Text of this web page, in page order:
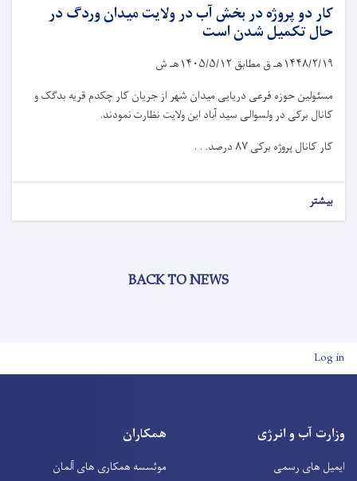
کار دو پروژه در بخش آب در ولایت میدان وردگ در
حال تکمیل شدن است
۱۴۴۸/۲/۱۹هـ ق مطابق ۱۴۰۵/۵/۱۲هـ ش
مسئولین حوزه فرعی دریایی میدان شهر از جریان کار چکدم قریه بدگک و
کانال برکی در ولسوالی سید آباد این ولایت نظارت نمودند.
کار کانال پروژه برکی۸۷درصد. . .
بیشتر
BACK TO NEWS
User account menu
Log in
وزارت آب و انرژی
ایمیل های رسمی
همکاران
موئسسه همکاری های آلمان